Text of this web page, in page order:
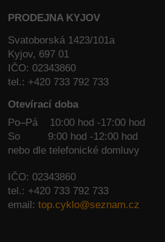
PRODEJNA KYJOV
Svatoborská 1423/101a
Kyjov, 697 01
IČO: 02343860
tel.: +420 733 792 733
Otevírací doba
Po–Pá 10:00 hod -17:00 hod
So
9:00 hod -12:00 hod
nebo dle telefonické domluvy
IČO: 02343860
tel.: +420 733 792 733
email:top.cyklo@seznam.cz